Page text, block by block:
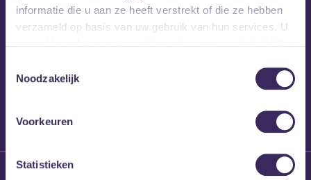
informatie die u aan ze heeft verstrekt of die ze hebben
verzameld op basis van uw gebruik van hun services. U
Noodzakelijk
Voorkeuren
Statistieken
26 maart 2026
Willem’s Blog: High